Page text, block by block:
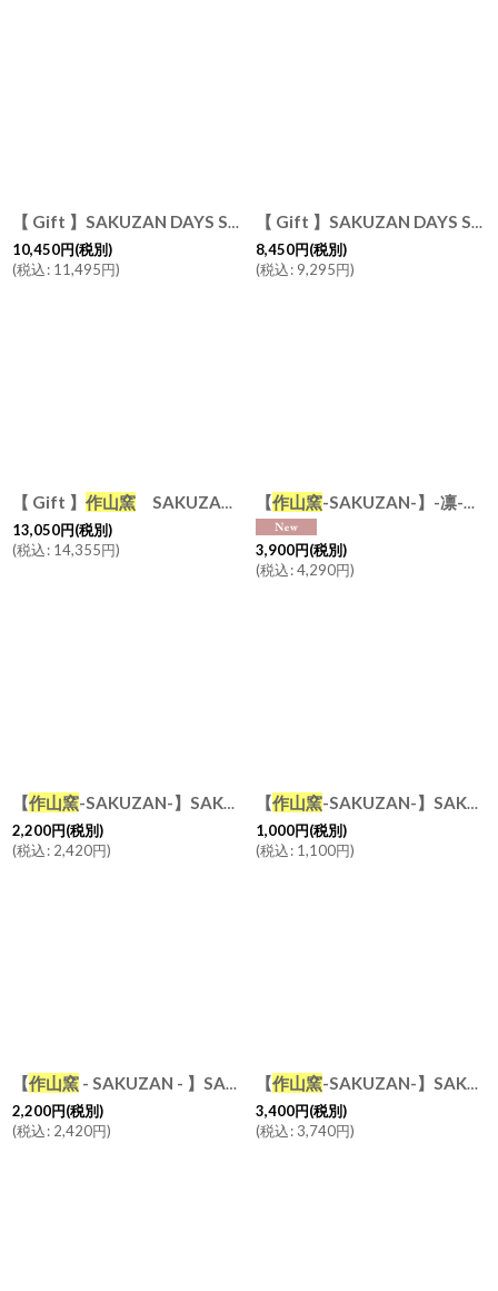
【 Gift 】SAKUZAN DAYS Sara 10" プレート26cm マグカップ ペアセット 磁器 日本製
10,450円(税別)
(税込: 11,495円)
【 Gift 】SAKUZAN DAYS Sara 7" プレート M φ20cm カップ ペアセット 磁器 日本製
8,450円(税別)
(税込: 9,295円)
【 Gift 】 作山窯 SAKUZAN 凛 6点セット 日本製 皿 飯碗 食器セット
13,050円(税別)
(税込: 14,355円)
【作山窯-SAKUZAN-】-凛- 飯碗 ２個セット 茶碗 ボウル
3,900円(税別)
(税込:4,290円)
【作山窯-SAKUZAN-】SAKUZAN DAYS Sara サラ スクエアプレートM 19.5cm お皿 取り皿 パン皿 中皿 カフェ 磁器 日本製 陶器
2,200円(税別)
(税込: 2,420円)
【作山窯-SAKUZAN-】SAKUZAN DAYS Sara スクエアプレートS 11cm 美濃焼 日本製 マットカラーのうつわ
1,000円(税別)
(税込: 1,100円)
【作山窯 - SAKUZAN - 】SAKUZAN DAYS Sara オーバル M 23.5cm Oval M お皿 ディナープレート 磁器 日本製
2,200円(税別)
(税込: 2,420円)
【作山窯-SAKUZAN-】SAKUZAN DAYS Sara オーバル L 29cm/Oval L/お皿/ディナープレート/大皿/サラ/カフェ/磁器/日本製/陶器
3,400円(税別)
(税込: 3,740円)